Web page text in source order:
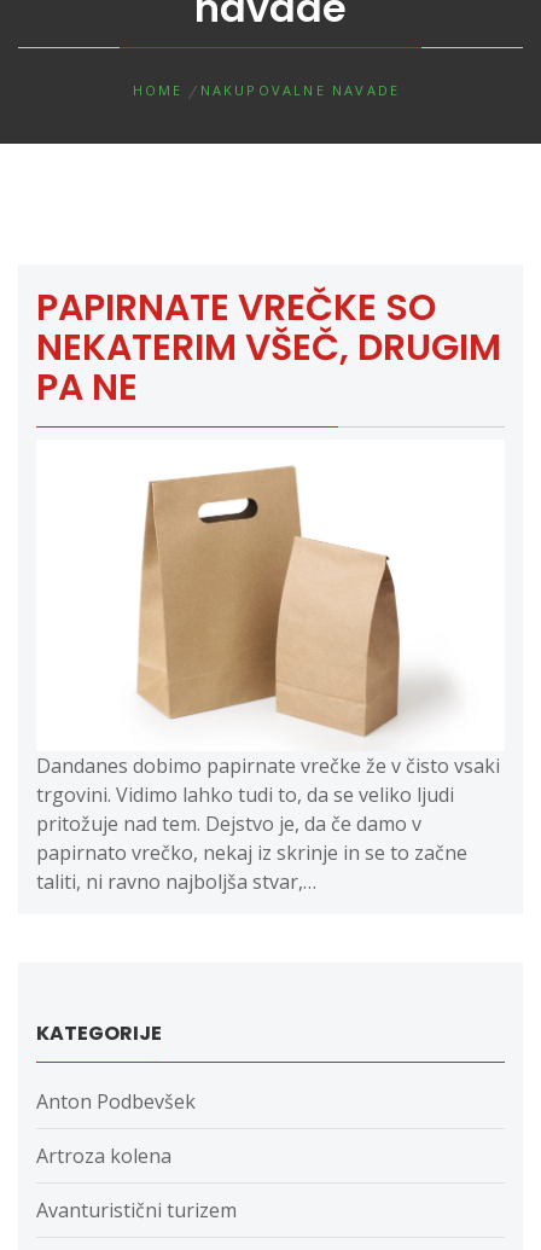
HOME NAKUPOVALNE NAVADE
PAPIRNATE VREČKE SO
NEKATERIM VŠEČ, DRUGIM
PA NE
Dandanes dobimo papirnate vrečke že v čisto vsaki
trgovini. Vidimo lahko tudi to, da se veliko ljudi
pritožuje nad tem. Dejstvo je, da če damo v
papirnato vrečko, nekaj iz skrinje in se to začne
taliti, ni ravno najboljša stvar,…
KATEGORIJE
Anton Podbevšek
Artroza kolena
Avanturistični turizem